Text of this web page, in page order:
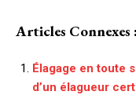
Articles Connexes :
Élagage en toute
d’un élagueur